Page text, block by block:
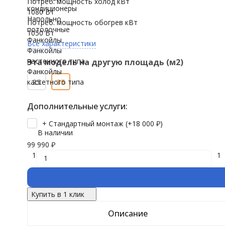
кондиционеры
Напольно
потолочные
Фанкойлы
Фанкойлы
настенного типа
Фанкойлы
кассетного типа
1080 Вт
Потреб. мощность обогрев кВт
1050 Вт
Все характеристики
Эта модель на другую площадь (м2)
25 35
Дополнительные услуги:
+ Стандартный монтаж (+18 000 ₽)
В наличии
99 990 ₽
1
1
Купить в 1 клик
Описание